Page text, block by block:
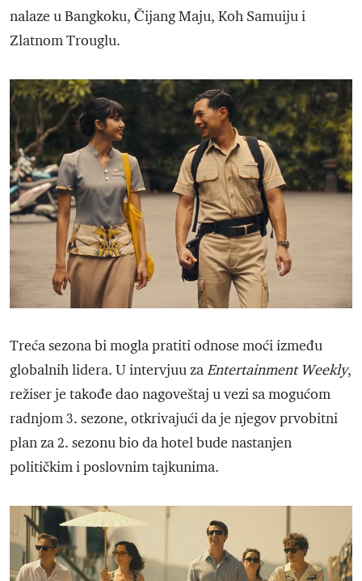
nalaze u Bangkoku, Čijang Maju, Koh Samuiju i
Zlatnom Trouglu.
Treća sezona bi mogla pratiti odnose moći između
globalnih lidera. U intervjuu zaEntertainment Weekly,
režiser je takođe dao nagoveštaj u vezi sa mogućom
radnjom 3. sezone, otkrivajući da je njegov prvobitni
plan za 2. sezonu bio da hotel bude nastanjen
političkim i poslovnim tajkunima.